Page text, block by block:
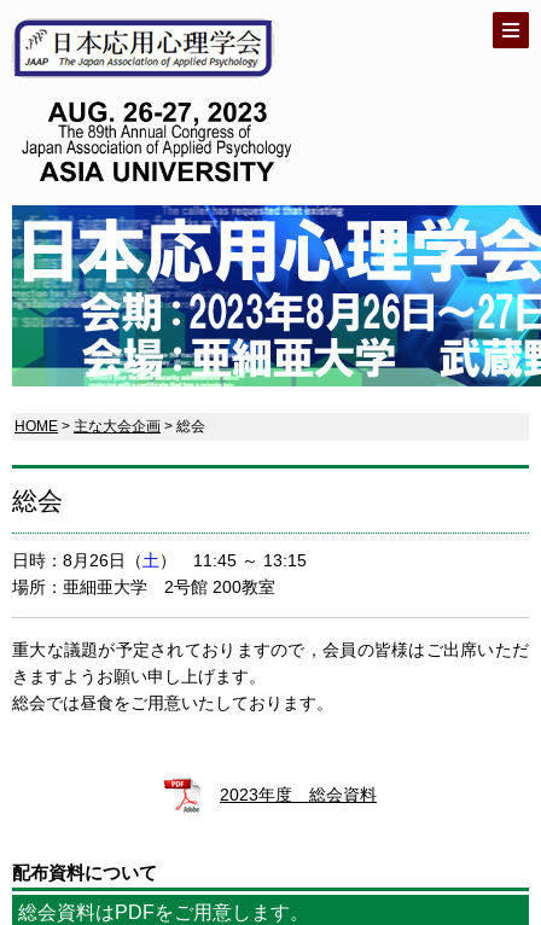
HOME > 主な大会企画 > 総会
総会
日時：8月26日（土） 11:45 ～ 13:15
場所：亜細亜大学 2号館 200教室
重大な議題が予定されておりますので，会員の皆様はご出席いただ
きますようお願い申し上げます。
総会では昼食をご用意いたしております。
2023年度 総会資料
配布資料について
総会資料はPDFをご用意します。